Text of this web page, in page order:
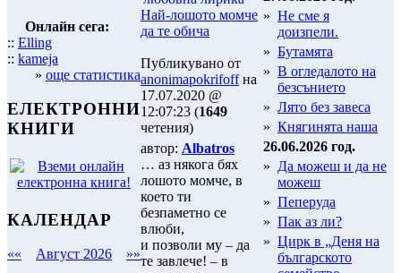
Онлайн сега:
:: Elling
:: kameja
» още статистика
ЕЛЕКТРОННИ
КНИГИ
КАЛЕНДАР
«« Август 2026 »»
Най-лошото момче
да те обича
Публикувано от
anonimapokrifoffна
17.07.2020 @
12:07:23 (1649
четения)
автор: Albatros
… аз някога бях
лошото момче, в
което ти
безпаметно се
влюби,
и позволи му – да
те завлече! – в
» Не сме я
доизпели.
» Бутамята
» В огледалото на
безсънието
» Лято без завеса
» Княгинята наша
26.06.2026 год.
» Да можеш и да не
можеш
» Пеперуда
» Пак аз ли?
» Цирк в „Деня на
българското